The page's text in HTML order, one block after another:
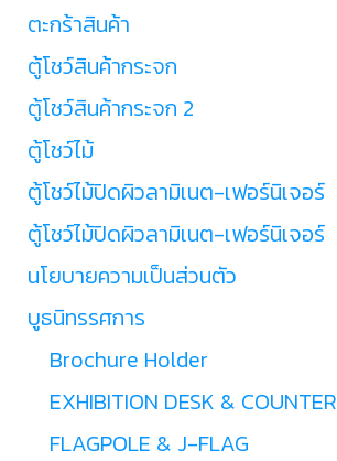
ตะกร้าสินค้า
ตู้โชว์สินค้ากระจก
ตู้โชว์สินค้ากระจก 2
ตู้โชว์ไม้
ตู้โชว์ไม้ปิดผิวลามิเนต-เฟอร์นิเจอร์
ตู้โชว์ไม้ปิดผิวลามิเนต-เฟอร์นิเจอร์
นโยบายความเป็นส่วนตัว
บูธนิทรรศการ
Brochure Holder
EXHIBITION DESK & COUNTER
FLAGPOLE & J-FLAG